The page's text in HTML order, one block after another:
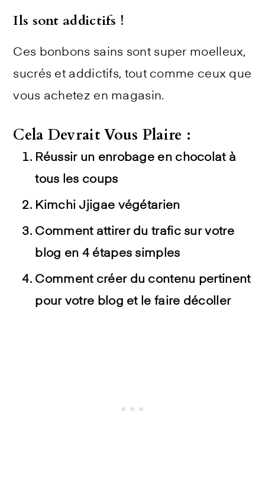
Ils sont addictifs !
Ces bonbons sains sont super moelleux,
sucrés et addictifs, tout comme ceux que
vous achetez en magasin.
Cela Devrait Vous Plaire :
Réussir un enrobage en chocolat à
tous les coups
Kimchi Jjigae végétarien
Comment attirer du trafic sur votre
blog en 4 étapes simples
Comment créer du contenu pertinent
pour votre blog et le faire décoller